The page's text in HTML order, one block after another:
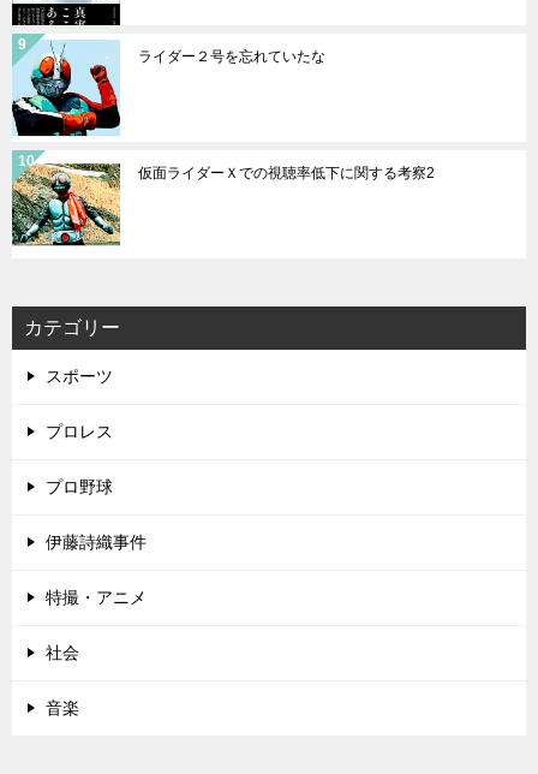
ライダー２号を忘れていたな
仮面ライダーＸでの視聴率低下に関する考察2
カテゴリー
スポーツ
プロレス
プロ野球
伊藤詩織事件
特撮・アニメ
社会
音楽